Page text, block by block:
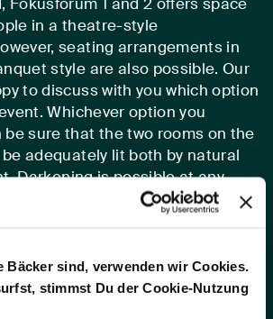
Bäcker sind, verwenden wir Cookies.
stimmst Du der Cookie-Nutzung
in a theatre-style
seating arrangements in
style are also possible. Our
to discuss with you which option
Whichever option you
be sure that the two rooms on the
adequately lit both by natural
Darkening is possible at any
Room enquiry